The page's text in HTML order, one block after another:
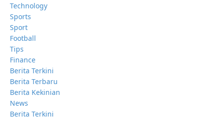
Technology
Sports
Sport
Football
Tips
Finance
Berita Terkini
Berita Terbaru
Berita Kekinian
News
Berita Terkini